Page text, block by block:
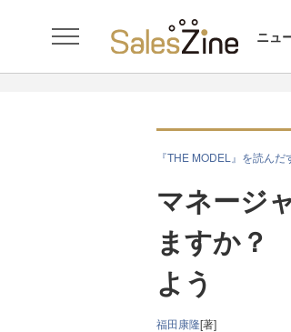
ニュ
『THE MODEL』を読ん
マネージ
ますか？
よう
福田康隆[著]